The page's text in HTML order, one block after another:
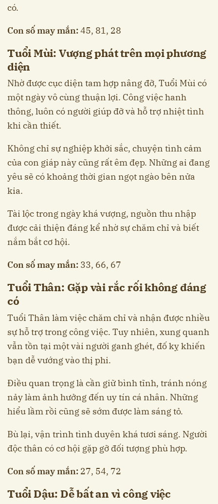
có.
Con số may mắn:45, 81, 28
Tuổi Mùi: Vượng phát trên mọi phương
diện
Nhờ được cục diện tam hợp nâng đỡ, Tuổi Mùi có
một ngày vô cùng thuận lợi. Công việc hanh
thông, luôn có người giúp đỡ và hỗ trợ nhiệt tình
khi cần thiết.
Không chỉ sự nghiệp khởi sắc, chuyện tình cảm
của con giáp này cũng rất êm đẹp. Những ai đang
yêu sẽ có khoảng thời gian ngọt ngào bên nửa
kia.
Tài lộc trong ngày khá vượng, nguồn thu nhập
được cải thiện đáng kể nhờ sự chăm chỉ và biết
nắm bắt cơ hội.
Con số may mắn: 33, 66, 67
Tuổi Thân: Gặp vài rắc rối không đáng
có
Tuổi Thân làm việc chăm chỉ và nhận được nhiều
sự hỗ trợ trong công việc. Tuy nhiên, xung quanh
vẫn tồn tại một vài người ganh ghét, đố kỵ khiến
bạn dễ vướng vào thị phi.
Điều quan trọng là cần giữ bình tĩnh, tránh nóng
nảy làm ảnh hưởng đến uy tín cá nhân. Những
hiểu lầm rồi cũng sẽ sớm được làm sáng tỏ.
Bù lại, vận trình tình duyên khá tươi sáng. Người
độc thân có cơ hội gặp gỡ đối tượng phù hợp.
Con số may mắn: 27, 54, 72
Tuổi Dậu: Dễ bất an vì công việc